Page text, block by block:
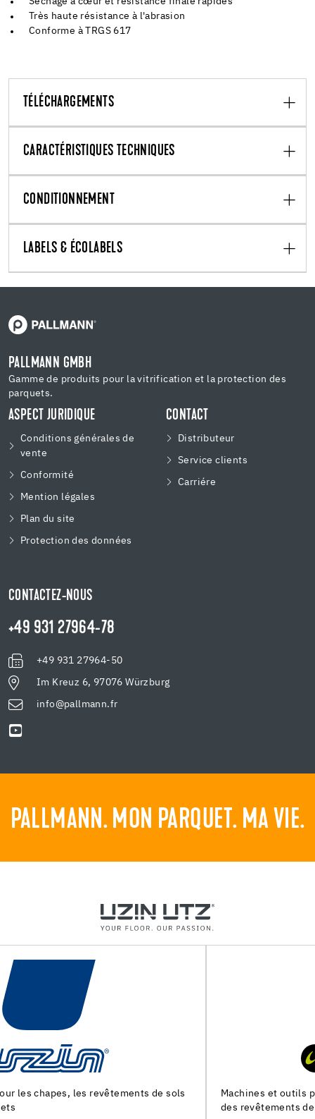
Très haute résistance à l'abrasion
Conforme à TRGS 617
TÉLÉCHARGEMENTS
CARACTÉRISTIQUES TECHNIQUES
CONDITIONNEMENT
LABELS & ÉCOLABELS
PALLMANN GMBH
Gamme de produits pour la vitrification et la protection des
parquets.
ASPECT JURIDIQUE
Conditions générales de
vente
Conformité
Mention légales
Plan du site
Protection des données
CONTACT
Distributeur
Service clients
Carriére
CONTACTEZ-NOUS
+49 931 27964-78
+49 931 27964-50
Im Kreuz 6, 97076 Würzburg
info@pallmann.fr
PALLMANN. MON PARQUET. MA VIE.
Machines et outils pour la preparation du support et la pose